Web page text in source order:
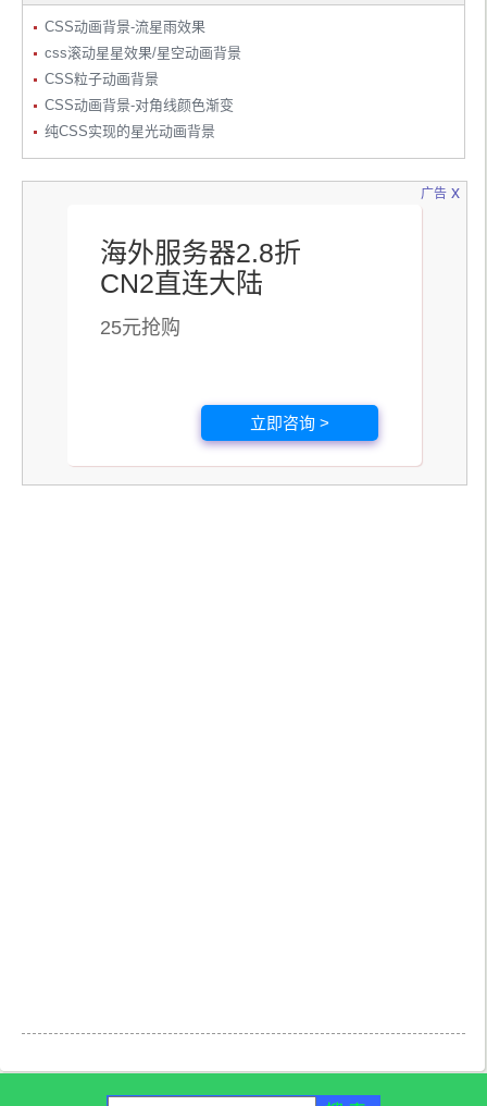
CSS动画背景-流星雨效果
css滚动星星效果/星空动画背景
CSS粒子动画背景
CSS动画背景-对角线颜色渐变
纯CSS实现的星光动画背景
广告
海外服务器2.8折
CN2直连大陆
25元抢购
立即咨询 >
x